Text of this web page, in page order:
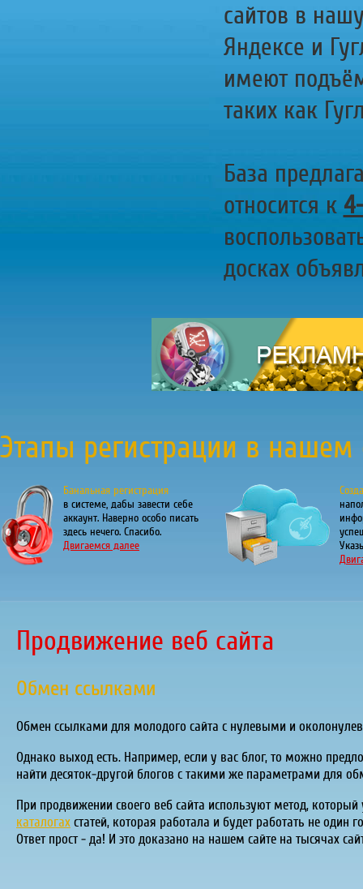
сайтов в
Яндексе и
имеют
таких как
База
относится к
досках
Этапы регистрации в нашем
Банальная регистрация
в системе, дабы завести себе
аккаунт. Наверно особо писать
здесь нечего. Спасибо.
Двигаемся далее
Продвижение веб сайта
Обмен ссылками
Обмен ссылками для молодого сайта с нулевыми и
Однако выход есть. Например, если у вас блог, то можно
найти десяток-другой блогов с такими же параметрами для
При продвижении своего веб сайта используют метод,
каталогахстатей, которая работала и будет работать не один
Ответ прост - да! И это доказано на нашем сайте на тысячах